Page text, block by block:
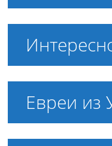
Евреи из